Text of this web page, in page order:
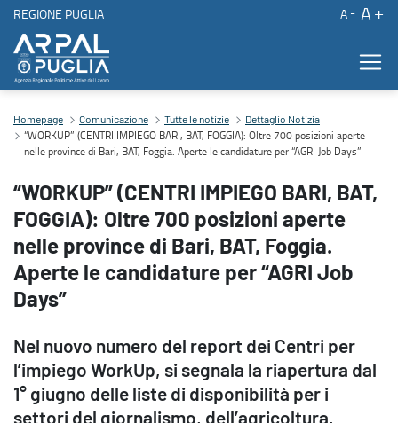
REGIONE PUGLIA A A
“WORKUP” (CENTRI IMPIEGO BARI, BAT, FOGGIA): Oltre 700
Contenuto principale
Homepage Comunicazione Tutte le notizie Dettaglio Notizia
“WORKUP” (CENTRI IMPIEGO BARI, BAT, FOGGIA): Oltre 700 posizioni aperte
nelle province di Bari, BAT, Foggia. Aperte le candidature per “AGRI Job Days”
“WORKUP” (CENTRI IMPIEGO BARI, BAT,
FOGGIA): Oltre 700 posizioni aperte
nelle province di Bari, BAT, Foggia.
Aperte le candidature per “AGRI Job
Days”
Nel nuovo numero del report dei Centri per
l’impiego WorkUp, si segnala la riapertura dal
1° giugno delle liste di disponibilità per i
settori del giornalismo, dell’agricoltura,